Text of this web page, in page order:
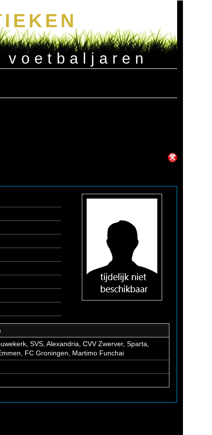
SVS, Alexandria, CVV Zwerver, Sparta,
FC Groningen, Martimo Funchai